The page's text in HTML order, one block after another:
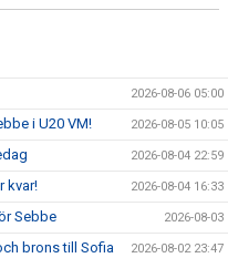
2026-08-06 05:00
i U20 VM! 2026-08-05 10:05
2026-08-04 22:59
kvar! 2026-08-04 16:33
Sebbe 2026-08-03
brons till Sofia 2026-08-02 23:47